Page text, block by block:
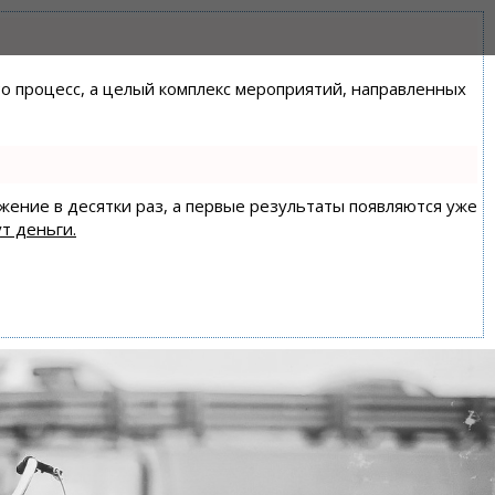
процесс, а целый комплекс мероприятий, направленных
в десятки раз, а первые результаты появляются уже
деньги.